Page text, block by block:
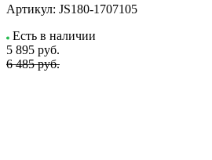
Артикул: JS180-1707105
Есть в наличии
5 895 руб.
6 485 руб.